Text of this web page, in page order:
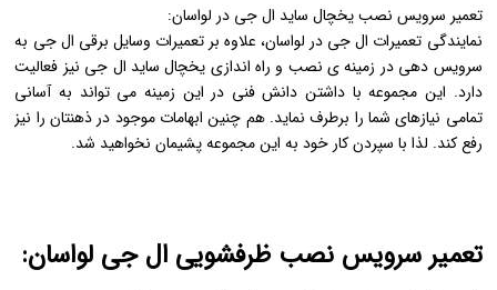
تعمیر سرویس نصب یخچال ساید ال جی در لواسان:
نمایندگی تعمیرات ال جی در لواسان، علاوه بر تعمیرات وسایل برقی ال جی به
سرویس دهی در زمینه ی نصب و راه اندازی یخچال ساید ال جی نیز فعالیت
دارد. این مجموعه با داشتن دانش فنی در این زمینه می تواند به آسانی
تمامی نیازهای شما را برطرف نماید. هم چنین ابهامات موجود در ذهنتان را نیز
رفع کند. لذا با سپردن کار خود به این مجموعه پشیمان نخواهید شد.
تعمیر سرویس نصب ظرفشویی ال جی لواسان: